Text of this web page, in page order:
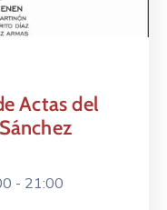
Actas del
- 21:00